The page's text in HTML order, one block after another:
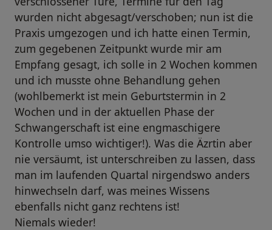
wurden nicht abgesagt/verschoben; nun ist die
Praxis umgezogen und ich hatte einen Termin,
zum gegebenen Zeitpunkt wurde mir am
Empfang gesagt, ich solle in 2 Wochen kommen
und ich musste ohne Behandlung gehen
(wohlbemerkt ist mein Geburtstermin in 2
Wochen und in der aktuellen Phase der
Schwangerschaft ist eine engmaschigere
Kontrolle umso wichtiger!). Was die Äzrtin aber
nie versäumt, ist unterschreiben zu lassen, dass
man im laufenden Quartal nirgendswo anders
hinwechseln darf, was meines Wissens
ebenfalls nicht ganz rechtens ist!
Niemals wieder!